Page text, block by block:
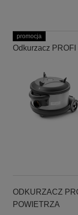
Odkurzacz
promocja
ODKURZACZ
POWIETRZA